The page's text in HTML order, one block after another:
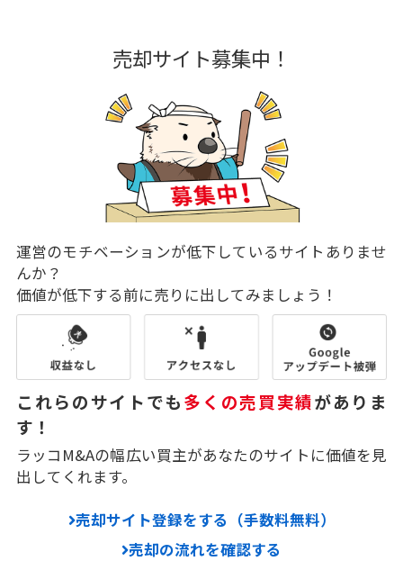
売却サイト募集中！
運営のモチベーションが低下しているサイトありませ
んか？
価値が低下する前に売りに出してみましょう！
これらのサイトでも多くの売買実績がありま
す！
ラッコM&Aの幅広い買主があなたのサイトに価値を見
出してくれます。
売却サイト登録をする（手数料無料）
売却の流れを確認する